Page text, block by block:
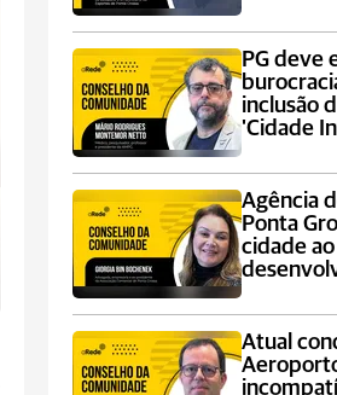
PG deve
inclusão
'Cidade
Agência
Ponta
cidade ao
Atual